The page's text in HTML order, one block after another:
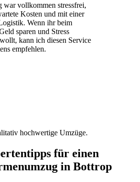
war vollkommen stressfrei,
Kosten und mit einer
Wenn ihr beim
sparen und Stress
kann ich diesen Service
empfehlen.
hochwertige Umzüge.
für einen
in Bottrop